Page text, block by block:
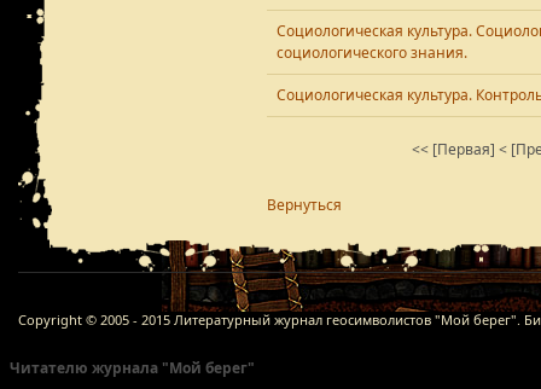
Социологическая культура.
социологического знания.
Социологическая культура.
<< [Первая] <
Вернуться
Copyright © 2005 - 2015 Литературный журнал геосимволистов "Мой берег".
Читателю журнала "Мой берег"